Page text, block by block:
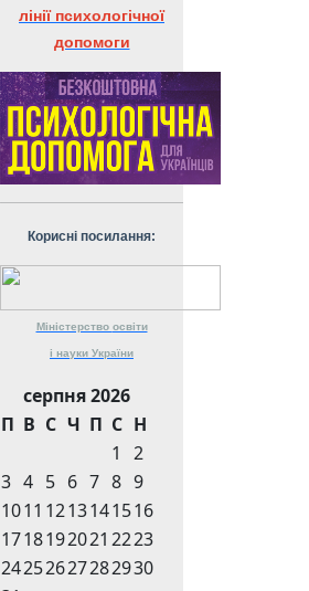
лінії психологічної
допомоги
Корисні посилання:
Міністерство освіти
і науки України
серпня 2026
П В С Ч П С Н
1
2
3 4 5 6 7 8 9
1011 1213141516
1718192021 2223
24252627282930